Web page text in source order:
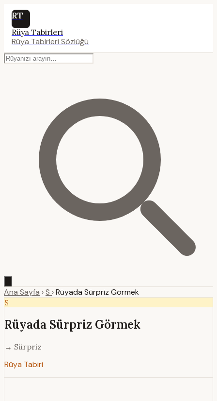
RT
Rüya Tabirleri
Rüya Tabirleri Sözlüğü
Ana Sayfa ›S ›Rüyada Sürpriz Görmek
S
Rüyada Sürpriz Görmek
→ Sürpriz
Rüya Tabiri